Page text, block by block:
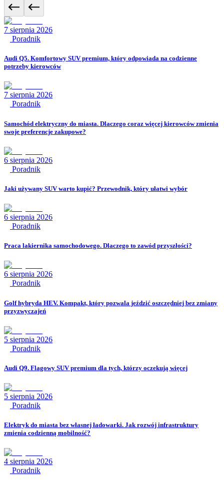
7 sierpnia 2026
Poradnik
Audi Q5. Komfortowy SUV premium, który odpowiada na codzienne
potrzeby kierowców
7 sierpnia 2026
Poradnik
Samochód elektryczny do miasta. Dlaczego coraz więcej kierowców zmienia
swoje preferencje zakupowe?
6 sierpnia 2026
Poradnik
Jaki używany SUV warto kupić? Przewodnik, który ułatwi wybór
6 sierpnia 2026
Poradnik
Praca lakiernika samochodowego. Dlaczego to zawód przyszłości?
6 sierpnia 2026
Poradnik
Golf hybryda HEV. Kompakt, który pozwala jeździć oszczędniej bez zmiany
przyzwyczajeń
5 sierpnia 2026
Poradnik
Audi Q9. Flagowy SUV premium dla tych, którzy oczekują więcej
5 sierpnia 2026
Poradnik
Elektryk do miasta bez własnej ładowarki. Jak rozwój infrastruktury
zmienia codzienną mobilność?
4 sierpnia 2026
Poradnik